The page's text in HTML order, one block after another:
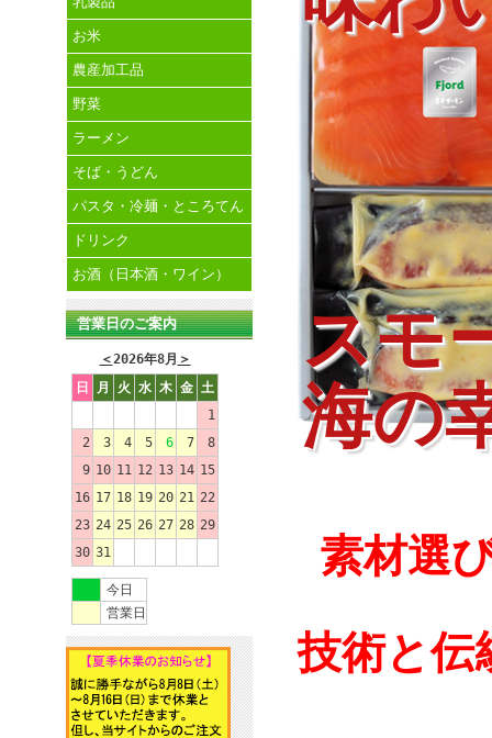
お米
農産加工品
野菜
ラーメン
そば・うどん
パスタ・冷麺・ところてん
ドリンク
お酒（日本酒・ワイン）
営業日のご案内
＜2026年8月 ＞
日
月 火 水 木 金 土
1
2
3 4 5 6 7
8
9 10 11 12 13 14 15
16 17 18 19 20 21 22
23 24 25 26 27 28 29
30 31
今日
営業日
スモ
海の
素材選
技術と伝